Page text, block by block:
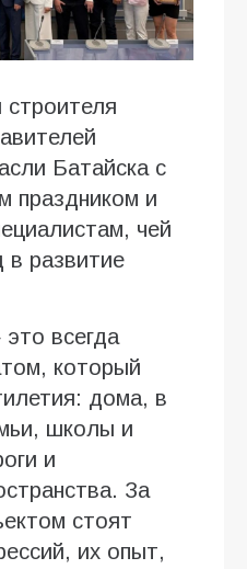
Батайска с
праздником и
чей
в развитие
всегда
который
дома, в
школы и
и
За
стоят
их опыт,